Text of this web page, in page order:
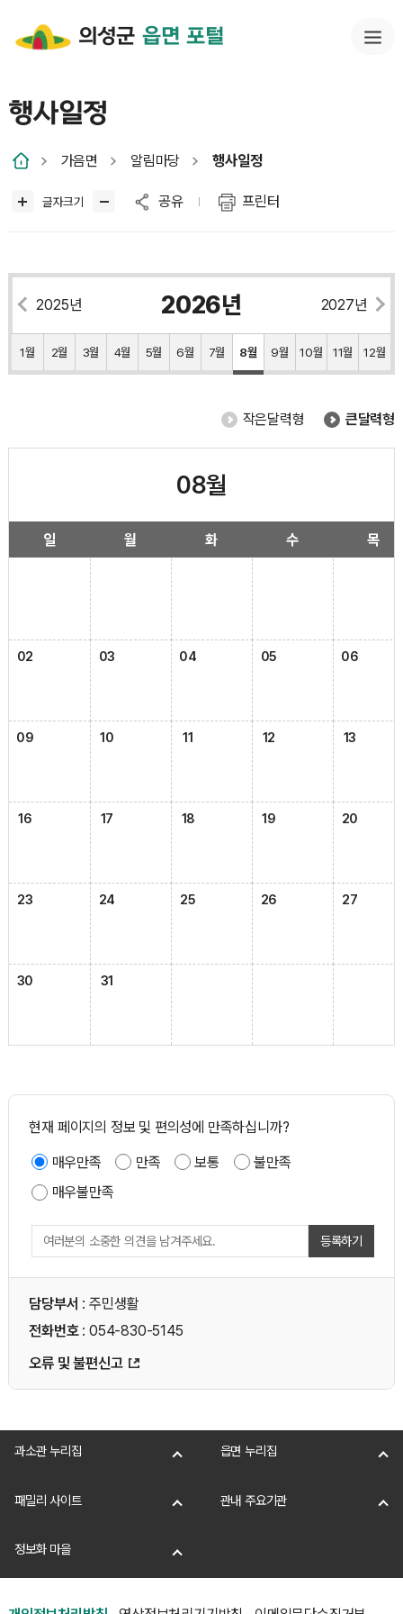
의성군 읍면 포털
행사일정
가음면 알림마당 행사일정
글자크기 공유 프린터
2025년 2026년 2027년
1월 2월 3월 4월 5월 6월 7월 8월 9월 10월 11월 12월
작은달력형 큰달력형
08월
일 월 화 수 목
02 03 04 05 06
09 10 11 12 13
16 17 18 19 20
23 24 25 26 27
30 31
현재 페이지의 정보 및 편의성에 만족하십니까?
매우만족 만족 보통
불만족
매우불만족
등록하기
담당부서 : 주민생활
전화번호: 054-830-5145
오류 및 불편신고
과소관 누리집 읍면 누리집
패밀리 사이트 관내 주요기관
정보화 마을